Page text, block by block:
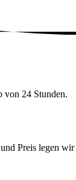
24 Stunden.
Preis legen